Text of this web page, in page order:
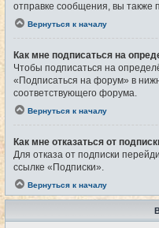
отправке сообщения, вы также
Вернуться к началу
Как мне подписаться на
Чтобы подписаться на
«Подписаться на форум» в
соответствующего форума.
Вернуться к началу
Как мне отказаться от
Для отказа от подписки
ссылке «Подписки».
Вернуться к началу